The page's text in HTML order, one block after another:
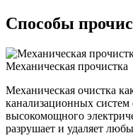
Способы
Механическая прочистка
Механическая очистка
канализационных систем
высокомощного
разрушает и удаляет